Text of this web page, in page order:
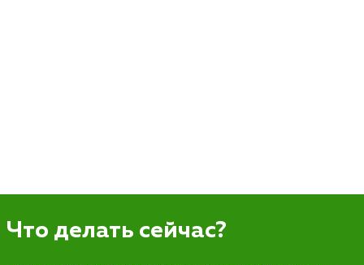
Что делать сейчас?